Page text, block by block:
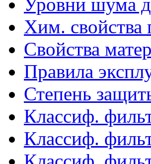
Хим. свойства
Свойства
Правила
Степень
Классиф.
Классиф.